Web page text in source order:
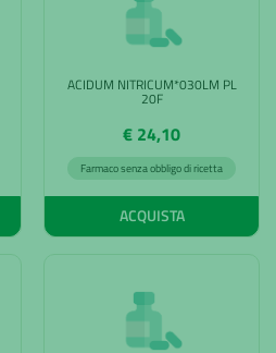
ACIDUM NITRICUM*030LM PL
20F
€ 24,10
Farmaco senza obbligo di ricetta
ACQUISTA